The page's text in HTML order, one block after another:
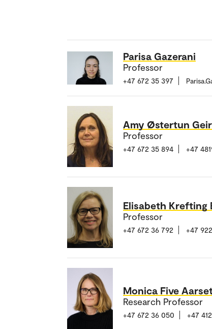
Parisa Gazerani
Professor
+47 672 35 397
Amy Østertun
Professor
+47 672 35 894 +47
Elisabeth Krefting
Professor
+47 672 36 792 +47
Monica Five
Research Professor
+47 672 36 050 +47